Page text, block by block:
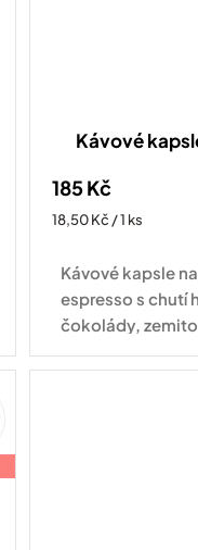
Kávové
185 Kč
Měrná
18,50 Kč / 1 ks
Kávové kapsle
espresso s chutí
čokolády,
jemným
Kompatibilní se